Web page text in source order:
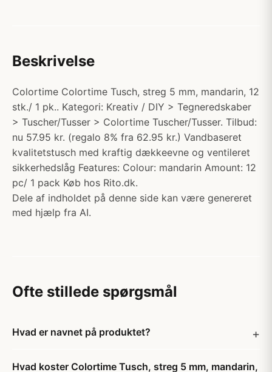
Beskrivelse
Colortime Colortime Tusch, streg 5 mm, mandarin, 12
stk./ 1 pk.. Kategori: Kreativ / DIY > Tegneredskaber
> Tuscher/Tusser > Colortime Tuscher/Tusser. Tilbud:
nu 57.95 kr. (regalo 8% fra 62.95 kr.) Vandbaseret
kvalitetstusch med kraftig dækkeevne og ventileret
sikkerhedslåg Features: Colour: mandarin Amount: 12
pc/ 1 pack Køb hos Rito.dk.
Dele af indholdet på denne side kan være genereret
med hjælp fra AI.
Ofte stillede spørgsmål
Hvad er navnet på produktet?
Hvad koster Colortime Tusch, streg 5 mm, mandarin,